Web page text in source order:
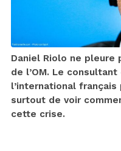
Daniel Riolo ne pleure
de l’OM. Le
l’international
surtout de voir
cette crise.